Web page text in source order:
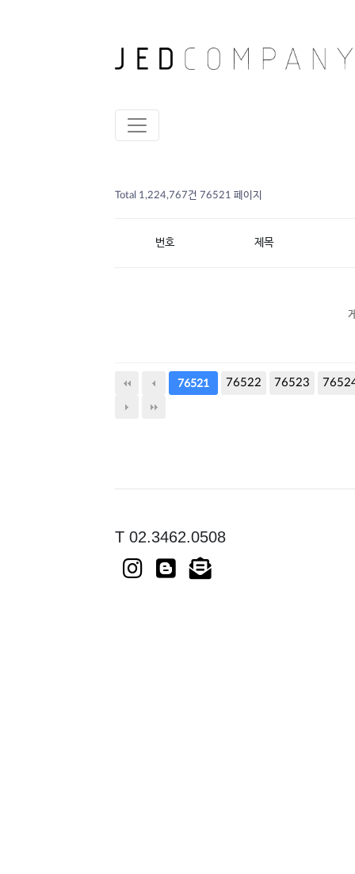
Total 1,224,767건 76521 페이지
번호 제목
76521 76522 76523
T 02.3462.0508